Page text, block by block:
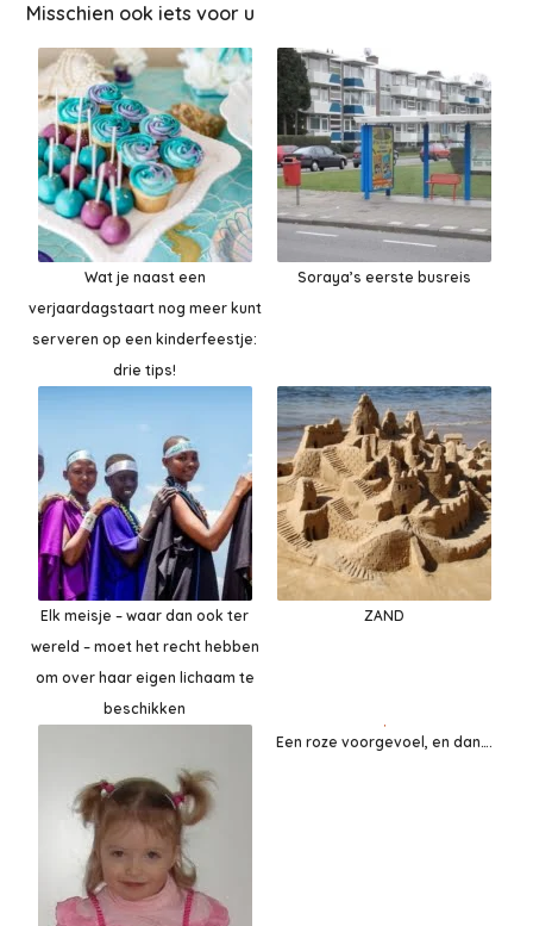
Misschien ook iets voor u
Wat je naast een
verjaardagstaart nog meer kunt
serveren op een kinderfeestje:
drie tips!
Soraya’s eerste busreis
Elk meisje – waar dan ook ter
wereld – moet het recht hebben
om over haar eigen lichaam te
beschikken
ZAND
Een roze voorgevoel, en dan….